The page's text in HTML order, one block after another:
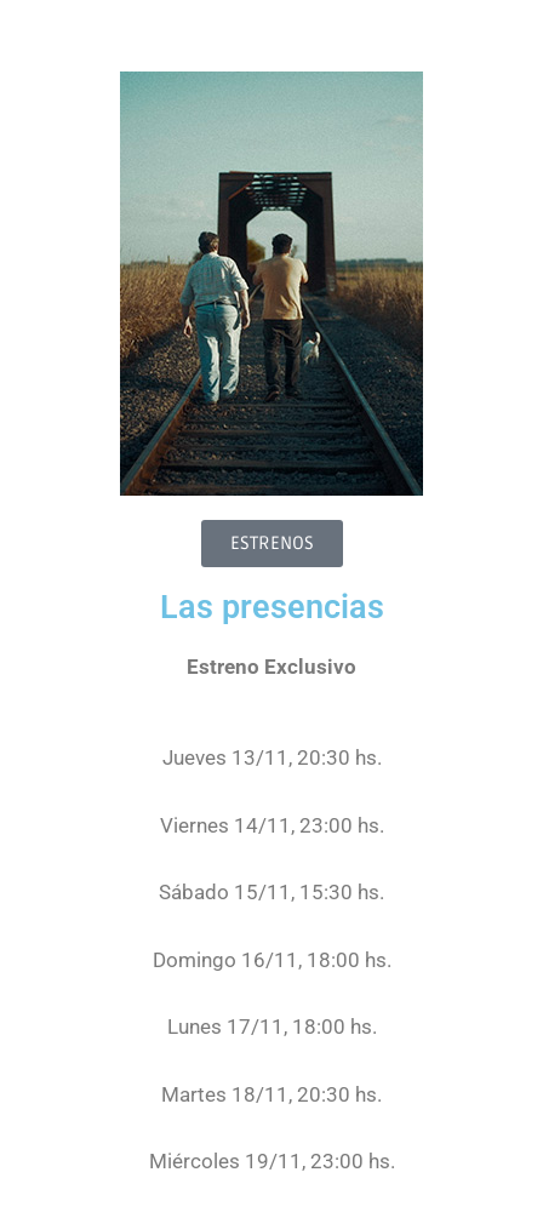
ESTRENOS
Las presencias
Estreno Exclusivo
Jueves 13/11, 20:30 hs.
Viernes 14/11, 23:00 hs.
Sábado 15/11, 15:30 hs.
Domingo 16/11, 18:00 hs.
Lunes 17/11, 18:00 hs.
Martes 18/11, 20:30 hs.
Miércoles 19/11, 23:00 hs.